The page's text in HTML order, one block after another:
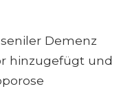
Demenz
hinzugefügt und